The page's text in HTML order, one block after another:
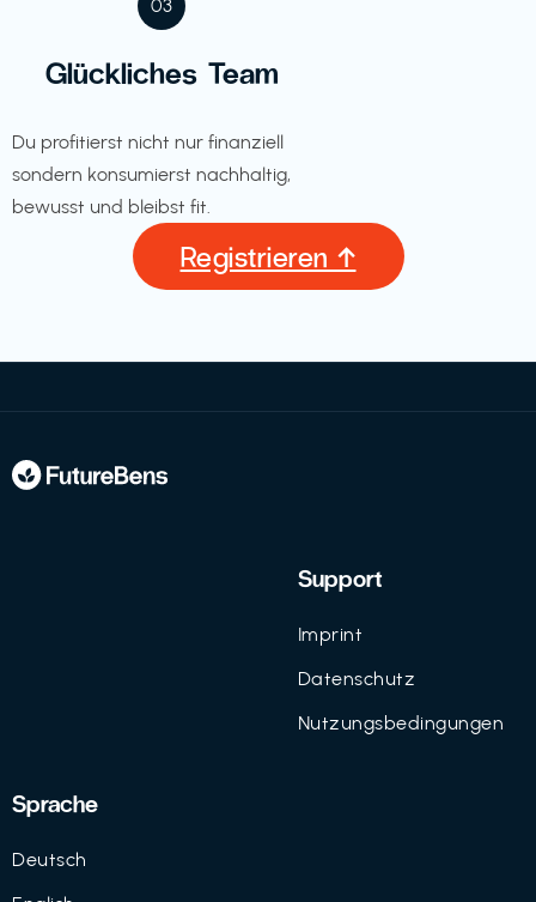
03
Glückliches Team
Du profitierst nicht nur finanziell
sondern konsumierst nachhaltig,
bewusst und bleibst fit.
Registrieren ↑
Support
Imprint
Datenschutz
Nutzungsbedingungen
Sprache
Deutsch